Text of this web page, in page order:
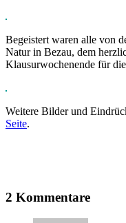
Begeistert waren alle von
Natur in Bezau, dem
Klausurwochenende für
Weitere Bilder und
Seite.
2 Kommentare